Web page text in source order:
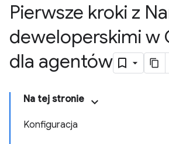
Pierwsze kroki z
deweloperskimi w
dla agentów
Na tej stronie
Konfiguracja